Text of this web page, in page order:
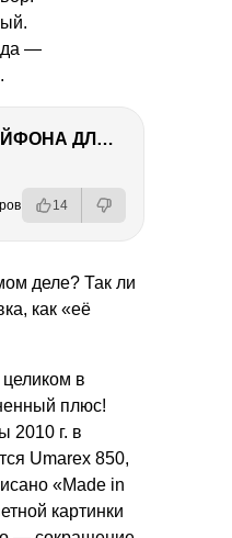
—
НАСТРОЙКИ АЙФОНА ДЛЯ ФОТО И ВИДЕО
14
деле? Так ли
как «её
в
плюс!
2010 г. в
Umarex 850,
«Made in
картинки